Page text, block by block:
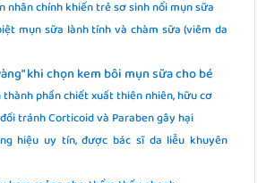
nhân chính khiến trẻ sơ sinh nổi mụn sữa
mụn sữa lành tính và chàm sữa (viêm da
khi chọn kem bôi mụn sữa cho bé
thành phần chiết xuất thiên nhiên, hữu cơ
tránh Corticoid và Paraben gây hại
hiệu uy tín, được bác sĩ da liễu khuyên